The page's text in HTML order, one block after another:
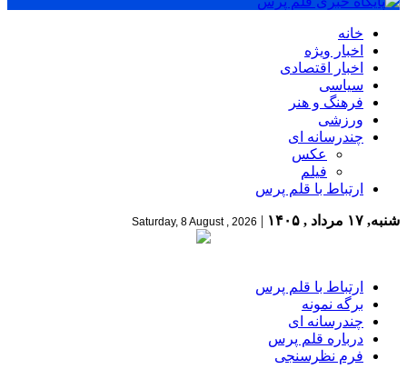
خانه
اخبار ویژه
اخبار اقتصادی
سیاسی
فرهنگ و هنر
ورزشی
چندرسانه ای
عکس
فیلم
ارتباط با قلم پرس
شنبه, ۱۷ مرداد , ۱۴۰۵ |
Saturday, 8 August , 2026
ارتباط با قلم پرس
برگه نمونه
چندرسانه ای
درباره قلم پرس
فرم نظرسنجی